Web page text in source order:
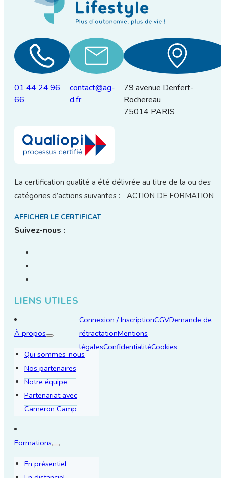
01 44 24 96
66
contact@ag-
d.fr
79 avenue Denfert-
Rochereau
75014 PARIS
La certification qualité a été délivrée au titre de la ou des
catégories d’actions suivantes : ACTION DE FORMATION
AFFICHER LE CERTIFICAT
Suivez-nous :
LIENS UTILES
À propos
Qui sommes-nous
Nos partenaires
Notre équipe
Partenariat avec
Cameron Camp
Formations
En présentiel
Connexion / InscriptionCGVDemande de
rétractationMentions
légalesConfidentialitéCookies